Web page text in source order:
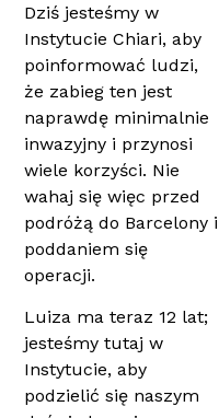
Dziś jesteśmy w
Instytucie Chiari, aby
poinformować ludzi,
że zabieg ten jest
naprawdę minimalnie
inwazyjny i przynosi
wiele korzyści. Nie
wahaj się więc przed
podróżą do Barcelony i
poddaniem się
operacji.
Luiza ma teraz 12 lat;
jesteśmy tutaj w
Instytucie, aby
podzielić się naszym